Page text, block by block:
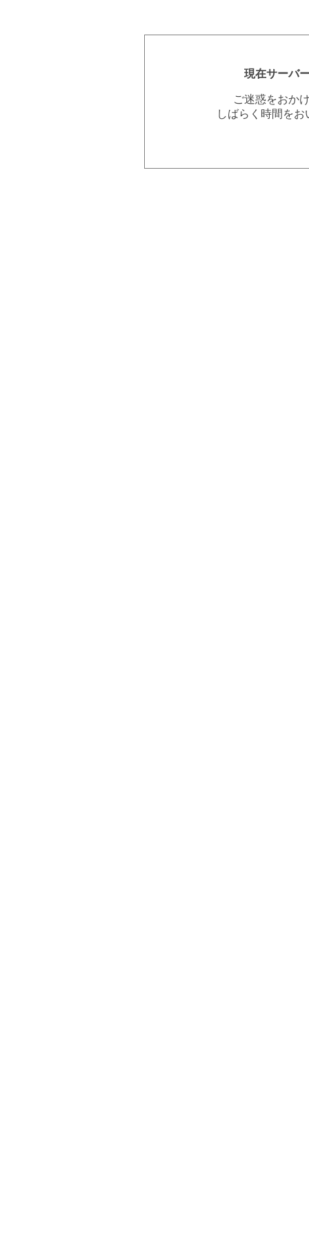
現在サーバ
ご迷惑をおか
しばらく時間を